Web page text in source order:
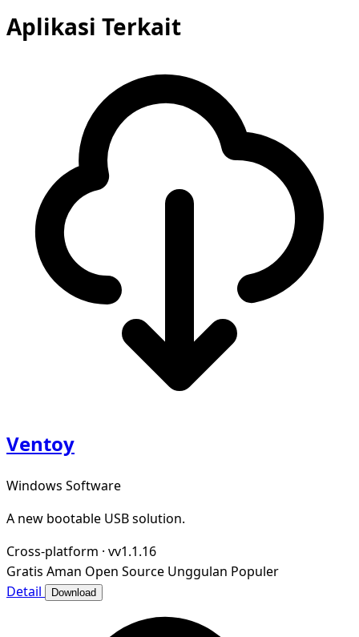
Aplikasi Terkait
Ventoy
Windows Software
A new bootable USB solution.
Cross-platform · vv1.1.16
Gratis Aman Open Source Unggulan Populer
Detail
Download